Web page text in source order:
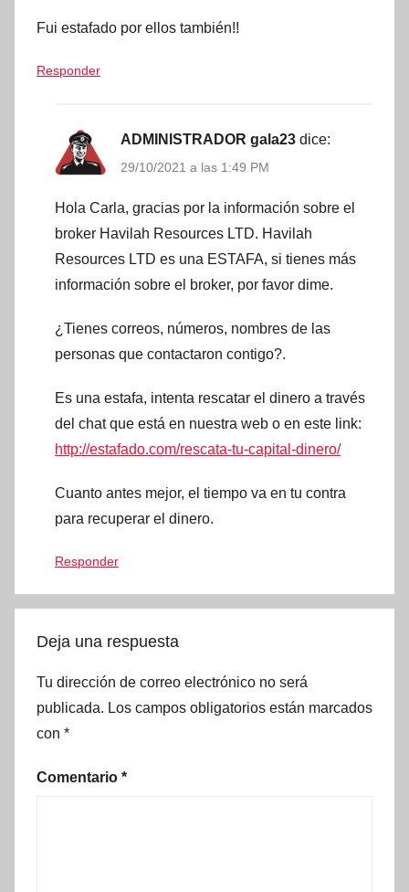
Fui estafado por ellos también!!
Responder
ADMINISTRADOR gala23 dice:
29/10/2021 a las 1:49 PM
Hola Carla, gracias por la información sobre el
broker Havilah Resources LTD. Havilah
Resources LTD es una ESTAFA, si tienes más
información sobre el broker, por favor dime.
¿Tienes correos, números, nombres de las
personas que contactaron contigo?.
Es una estafa, intenta rescatar el dinero a través
del chat que está en nuestra web o en este link:
http://estafado.com/rescata-tu-capital-dinero/
Cuanto antes mejor, el tiempo va en tu contra
para recuperar el dinero.
Responder
Deja una respuesta
Tu dirección de correo electrónico no será
publicada. Los campos obligatorios están marcados
con *
Comentario *